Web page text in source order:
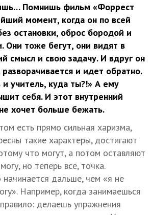
Помнишь фильм «Форрест
момент, когда он по всей
остановки, оброс бородой и
Они тоже бегут, они видят в
смысл и свою задачу. И вдруг он
разворачивается и идет обратно.
учитель, куда ты?!» А ему
себя. И этот внутренний
хочет больше бежать.
есть прямо сильная харизма,
такие характеры, достигают
что могут, а потом оставляют
но теперь все, точка.
дальше, чем «я не
Например, когда занимаешься
делаешь упражнения